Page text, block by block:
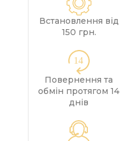
Встановлення від
150 грн.
14
Повернення та
обмін протягом 14
днів